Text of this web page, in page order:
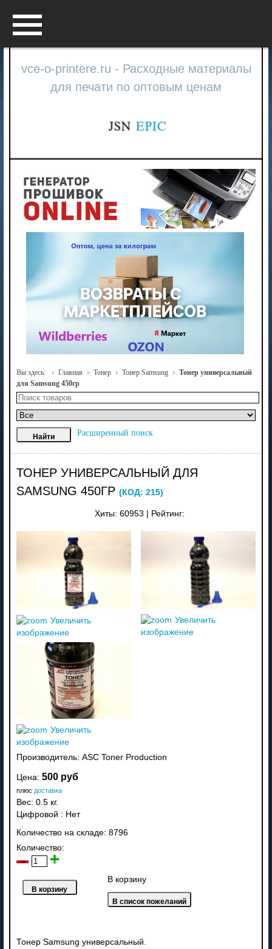
vce-o-printere.ru - Расходные материалы
для печати по оптовым ценам
Вы здесь: Главная Тонер Тонер Samsung
Тонер универсальный
для Samsung 450гр
Расширенный поиск
ТОНЕР УНИВЕРСАЛЬНЫЙ ДЛЯ
SAMSUNG 450ГР (КОД: 215)
Хиты: 60953 Рейтинг:
Увеличить
изображение
Увеличить
изображение
Увеличить
изображение
Производитель: ASC Toner Production
Цена: 500 руб
плюс доставка
Вес: 0.5 кг.
Цифровой : Нет
Количество на складе: 8796
Количество:
В корзину
Тонер Samsung универсальный.